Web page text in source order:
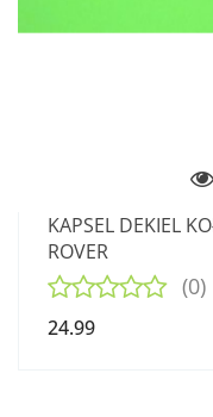
KAPSEL DEKIEL
ROVER
(0)
24.99